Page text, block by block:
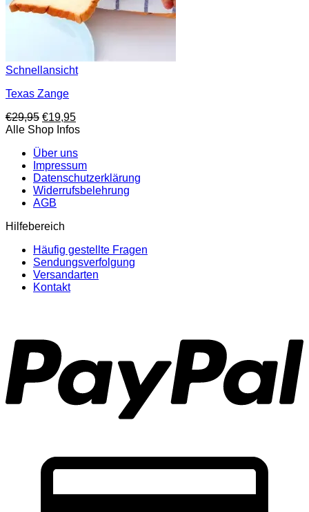
Schnellansicht
Texas Zange
€29,95 Ursprünglicher
Preis
€29,95
€19,95Aktueller
Preis
€19,95.
Alle Shop Infos
Über uns
Impressum
Datenschutzerklärung
Widerrufsbelehrung
AGB
Hilfebereich
Häufig gestellte Fragen
Sendungsverfolgung
Versandarten
Kontakt